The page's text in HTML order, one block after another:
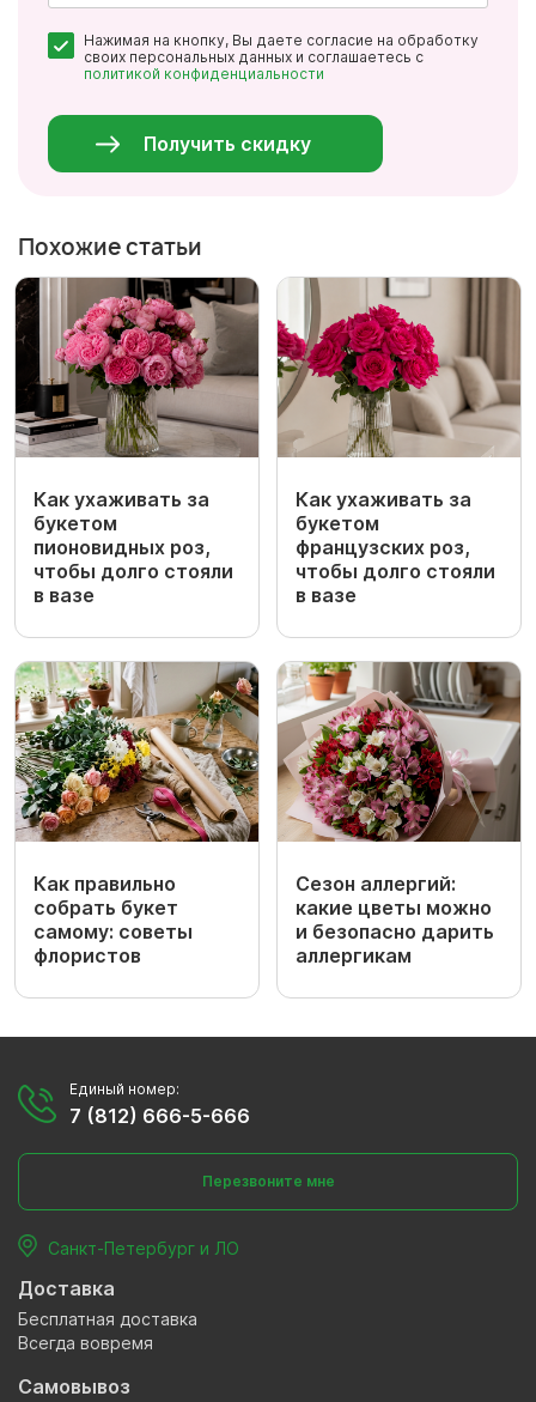
*
Нажимая на кнопку, Вы даете согласие на обработку
своих персональных данных и соглашаетесь с
политикой конфиденциальности
Получить скидку
Похожие статьи
Как ухаживать за
букетом
пионовидных роз,
чтобы долго стояли
в вазе
Как ухаживать за
букетом
французских роз,
чтобы долго стояли
в вазе
Как правильно
собрать букет
самому: советы
флористов
Сезон аллергий:
какие цветы можно
и безопасно дарить
аллергикам
Единый номер:
7 (812) 666-5-666
Перезвоните мне
Санкт-Петербург и ЛО
Доставка
Бесплатная доставка
Всегда вовремя
Самовывоз